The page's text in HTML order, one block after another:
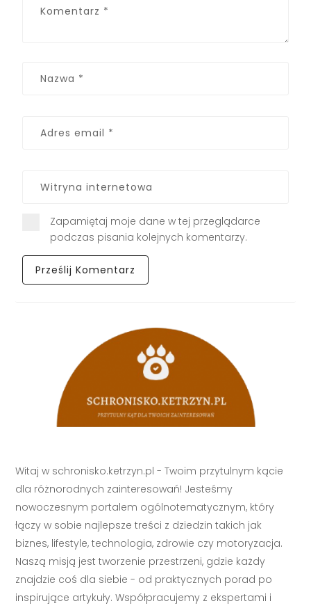
Zapamiętaj moje dane w tej przeglądarce
podczas pisania kolejnych komentarzy.
Witaj w schronisko.ketrzyn.pl - Twoim przytulnym kącie
dla różnorodnych zainteresowań! Jesteśmy
nowoczesnym portalem ogólnotematycznym, który
łączy w sobie najlepsze treści z dziedzin takich jak
biznes, lifestyle, technologia, zdrowie czy motoryzacja.
Naszą misją jest tworzenie przestrzeni, gdzie każdy
znajdzie coś dla siebie - od praktycznych porad po
inspirujące artykuły. Współpracujemy z ekspertami i